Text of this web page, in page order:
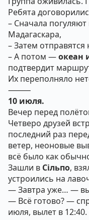
Ребята
– Сначала погуляют
Мадагаскара,
– Затем отправятся
– А потом —океан
подтвердит
Их переполняло
⸻
10 июля.
Вечер перед
Четверо друзей
последний раз
ветер, неоновые
всё было как
Зашли в Сільпо,
устроились на
— Завтра уже… —
— Всё готово? —
июля, вылет в